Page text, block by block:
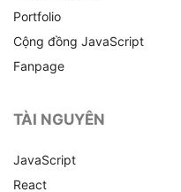
Portfolio
Cộng đồng JavaScript
Fanpage
TÀI NGUYÊN
JavaScript
React